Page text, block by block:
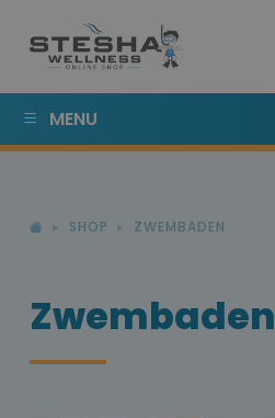
MENU
SHOP ZWEMBADEN
Zwembaden